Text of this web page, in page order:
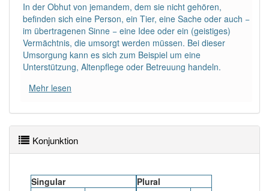
Häufigkeit: 4 von 10
Wörter mit Endung-obhut: 1
Wörter mit Endung
Das Wort wird häufig verwendet im Bereich
gehoben
85% unserer Spielapp-Nutzer haben den Artikel
korrekt erraten.
In der Obhut von jemandem, dem sie nicht gehören,
befinden sich eine Person, ein Tier, eine Sache oder auch −
im übertragenen Sinne − eine Idee oder ein (geistiges)
Vermächtnis, die umsorgt werden müssen. Bei dieser
Umsorgung kann es sich zum Beispiel um eine
Unterstützung, Altenpflege oder Betreuung handeln.
Mehr lesen
Konjunktion
Singular
Plural